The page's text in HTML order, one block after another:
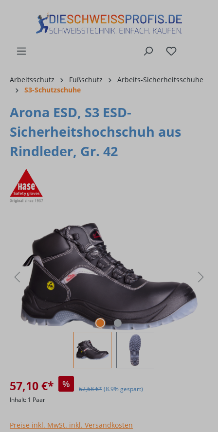
Arbeitsschutz Fußschutz
Arbeits-Sicherheitsschuhe
S3-Schutzschuhe
Arona ESD, S3 ESD-
Sicherheitshochschuh aus
Rindleder, Gr. 42
Bildergalerie überspringen
57,10 €* % 62,68 €*(8.9% gespart)
Inhalt: 1 Paar
Preise inkl. MwSt. inkl. Versandkosten